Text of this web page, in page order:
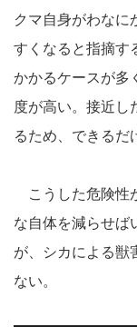
クマ自身がわなに
すくなると指摘す
かかるケースが多
度が高い。接近し
るため、できるだ
こうした危険性
な自体を減らせば
が、シカによる獣
ない。